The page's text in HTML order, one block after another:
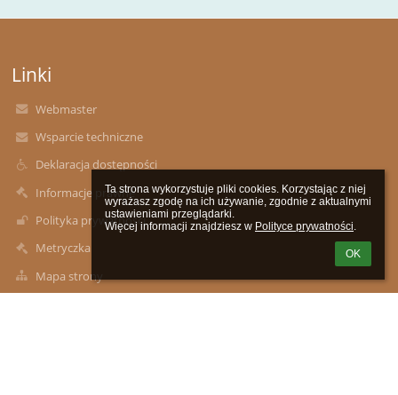
Ta strona wykorzystuje pliki cookies. Korzystając z niej
wyrażasz zgodę na ich używanie, zgodnie z aktualnymi
ustawieniami przeglądarki.
Więcej informacji znajdziesz w Polityce prywatności.
OK
Linki
Webmaster
Wsparcie techniczne
Deklaracja dostępności
Informacje prawne
Polityka prywatności
Metryczka
Mapa strony